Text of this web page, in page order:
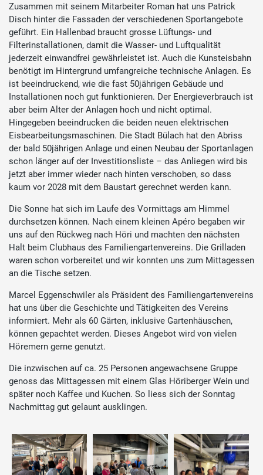
Zusammen mit seinem Mitarbeiter Roman hat uns Patrick
Disch hinter die Fassaden der verschiedenen Sportangebote
geführt. Ein Hallenbad braucht grosse Lüftungs- und
Filterinstallationen, damit die Wasser- und Luftqualität
jederzeit einwandfrei gewährleistet ist. Auch die Kunsteisbahn
benötigt im Hintergrund umfangreiche technische Anlagen. Es
ist beeindruckend, wie die fast 50jährigen Gebäude und
Installationen noch gut funktionieren. Der Energieverbrauch ist
aber beim Alter der Anlagen hoch und nicht optimal.
Hingegeben beeindrucken die beiden neuen elektrischen
Eisbearbeitungsmaschinen. Die Stadt Bülach hat den Abriss
der bald 50jährigen Anlage und einen Neubau der Sportanlagen
schon länger auf der Investitionsliste – das Anliegen wird bis
jetzt aber immer wieder nach hinten verschoben, so dass
kaum vor 2028 mit dem Baustart gerechnet werden kann.
Die Sonne hat sich im Laufe des Vormittags am Himmel
durchsetzen können. Nach einem kleinen Apéro begaben wir
uns auf den Rückweg nach Höri und machten den nächsten
Halt beim Clubhaus des Familiengartenvereins. Die Grilladen
waren schon vorbereitet und wir konnten uns zum Mittagessen
an die Tische setzen.
Marcel Eggenschwiler als Präsident des Familiengartenvereins
hat uns über die Geschichte und Tätigkeiten des Vereins
informiert. Mehr als 60 Gärten, inklusive Gartenhäuschen,
können gepachtet werden. Dieses Angebot wird von vielen
Höremern gerne genutzt.
Die inzwischen auf ca. 25 Personen angewachsene Gruppe
genoss das Mittagessen mit einem Glas Höriberger Wein und
später noch Kaffee und Kuchen. So liess sich der Sonntag
Nachmittag gut gelaunt ausklingen.